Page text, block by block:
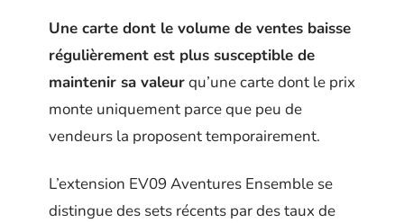
Une carte dont le volume de ventes baisse
régulièrement est plus susceptible de
maintenir sa valeurqu’une carte dont le prix
monte uniquement parce que peu de
vendeurs la proposent temporairement.
L’extension EV09 Aventures Ensemble se
distingue des sets récents par des taux de